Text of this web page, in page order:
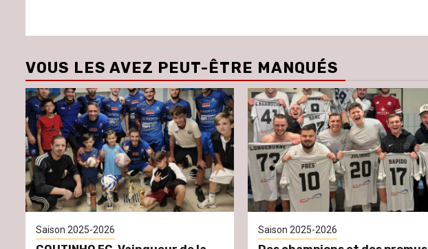
VOUS LES AVEZ PEUT-ÊTRE MANQUÉS
Saison 2025-2026 Saison 2025-2026